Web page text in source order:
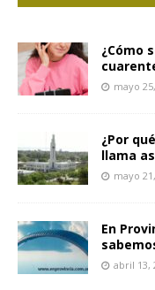
¿Cómo
mayo
¿Por
llama
mayo
En
abril 13,